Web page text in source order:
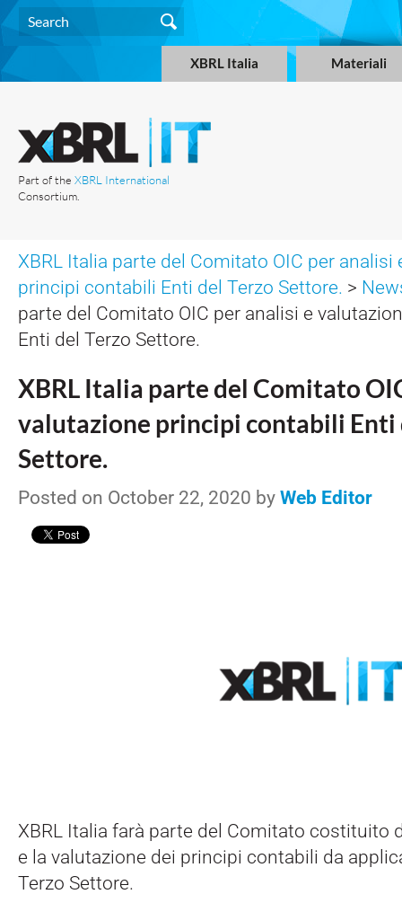
XBRL Italia Materiali
Part of the XBRL International
Consortium.
XBRL Italia parte del Comitato OIC per analisi
principi contabili Enti del Terzo Settore. >
parte del Comitato OIC per analisi e
Enti del Terzo Settore.
XBRL Italia parte del Comitato
valutazione principi contabili Enti
Settore.
Posted on October 22, 2020 by Web Editor
XBRL Italia farà parte del Comitato costituito
e la valutazione dei principi contabili da
Terzo Settore.